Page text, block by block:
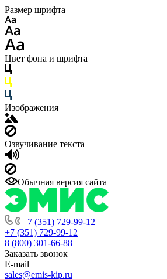
Размер шрифта
Цвет фона и шрифта
Изображения
Озвучивание текста
Обычная версия сайта
+7 (351) 729-99-12
+7 (351) 729-99-12
8 (800) 301-66-88
Заказать звонок
E-mail
sales@emis-kip.ru